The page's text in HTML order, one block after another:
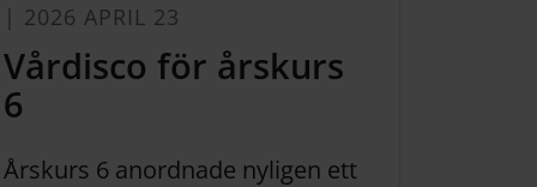
| 2026 APRIL 23
Vårdisco för årskurs
6
Årskurs 6 anordnade nyligen ett